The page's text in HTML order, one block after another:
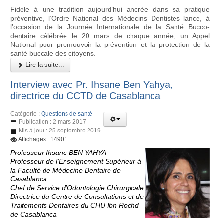
Fidèle à une tradition aujourd’hui ancrée dans sa pratique
préventive, l’Ordre National des Médecins Dentistes lance, à
l’occasion de la Journée Internationale de la Santé Bucco-
dentaire célébrée le 20 mars de chaque année, un Appel
National pour promouvoir la prévention et la protection de la
santé buccale des citoyens.
Lire la suite...
Interview avec Pr. Ihsane Ben Yahya,
directrice du CCTD de Casablanca
Catégorie : Questions de santé
Publication : 2 mars 2017
Mis à jour : 25 septembre 2019
Affichages : 14901
Professeur Ihsane BEN YAHYA
Professeur de l’Enseignement Supérieur à
la Faculté de Médecine Dentaire de
Casablanca
Chef de Service d’Odontologie Chirurgicale
Directrice du Centre de Consultations et de
Traitements Dentaires du CHU Ibn Rochd
de Casablanca